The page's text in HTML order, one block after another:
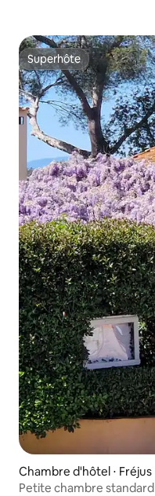
Superhôte
Superhôte
Chambre d'hôtel ⋅ Fréjus
Petite chambre standard